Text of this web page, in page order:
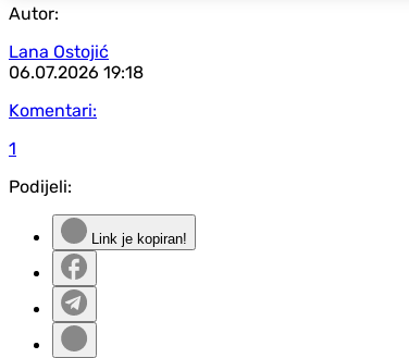
Autor:
Lana Ostojić
06.07.2026 19:18
Komentari:
1
Podijeli:
Link je kopiran!